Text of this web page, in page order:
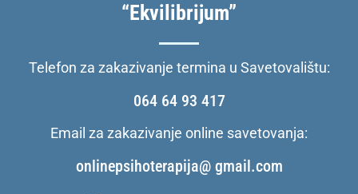
“Ekvilibrijum”
Telefon za zakazivanje termina u Savetovalištu:
064 64 93 417
Email za zakazivanje online savetovanja:
onlinepsihoterapija@ gmail.com